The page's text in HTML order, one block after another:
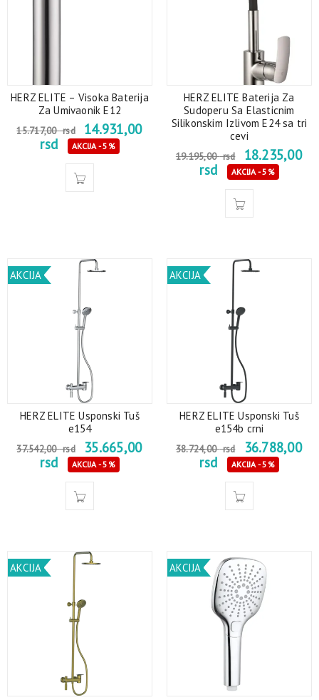
HERZ ELITE – Visoka Baterija
Za Umivaonik E12
15.717,00rsd
14.931,00
rsd
AKCIJA - 5%
HERZ ELITE Baterija Za
Sudoperu Sa Elasticnim
Silikonskim Izlivom E24 sa tri
cevi
19.195,00rsd
18.235,00
rsd
AKCIJA - 5%
AKCIJA
HERZ ELITE Usponski Tuš
e154
37.542,00rsd
35.665,00
rsd
AKCIJA - 5%
AKCIJA
HERZ ELITE Usponski Tuš
e154b crni
38.724,00rsd
36.788,00
rsd
AKCIJA - 5%
AKCIJA AKCIJA